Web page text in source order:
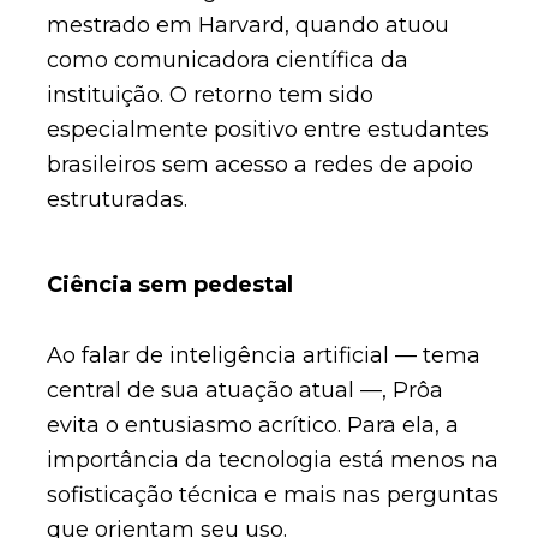
mestrado em Harvard, quando atuou
como comunicadora científica da
instituição. O retorno tem sido
especialmente positivo entre estudantes
brasileiros sem acesso a redes de apoio
estruturadas.
Ciência sem pedestal
Ao falar de inteligência artificial — tema
central de sua atuação atual —, Prôa
evita o entusiasmo acrítico. Para ela, a
importância da tecnologia está menos na
sofisticação técnica e mais nas perguntas
que orientam seu uso.